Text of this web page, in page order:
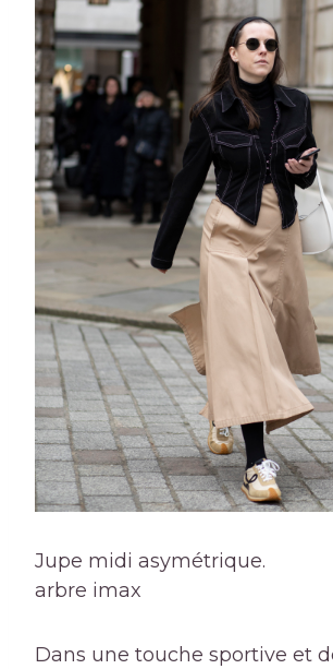
Jupe midi asymétrique.
arbre imax
Dans une touche sportive et